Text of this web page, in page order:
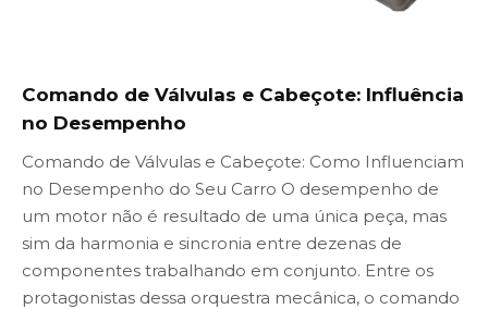
Comando de Válvulas e Cabeçote: Influência
no Desempenho
Comando de Válvulas e Cabeçote: Como Influenciam
no Desempenho do Seu Carro O desempenho de
um motor não é resultado de uma única peça, mas
sim da harmonia e sincronia entre dezenas de
componentes trabalhando em conjunto. Entre os
protagonistas dessa orquestra mecânica, o comando